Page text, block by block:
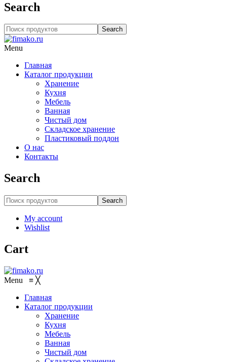
Search
Search
Menu
Главная
Каталог продукции
Хранение
Кухня
Мебель
Ванная
Чистый дом
Складское хранение
Пластиковый поддон
О нас
Контакты
Search
Search
My account
Wishlist
Cart
Menu ≡ ╳
Главная
Каталог продукции
Хранение
Кухня
Мебель
Ванная
Чистый дом